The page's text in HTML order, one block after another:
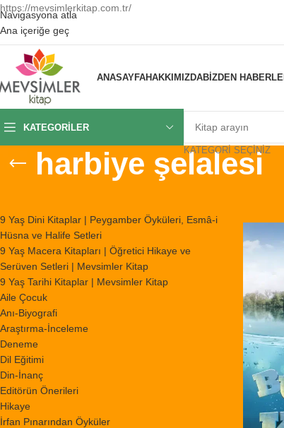
https://mevsimlerkitap.com.tr/
Navigasyona atla
Ana içeriğe geç
ANASAYFAHAKKIMIZDABIZDEN
KATEGORILER
KATEGORI SEÇINIZ
harbiye şelalesi
9 Yaş Dini Kitaplar | Peygamber Öyküleri, Esmâ-i
Hüsna ve Halife Setleri
9 Yaş Macera Kitapları | Öğretici Hikaye ve
Serüven Setleri | Mevsimler Kitap
9 Yaş Tarihi Kitaplar | Mevsimler Kitap
Aile Çocuk
Anı-Biyografi
Araştırma-İnceleme
Deneme
Dil Eğitimi
Din-İnanç
Editörün Önerileri
Hikaye
İrfan Pınarından Öyküler